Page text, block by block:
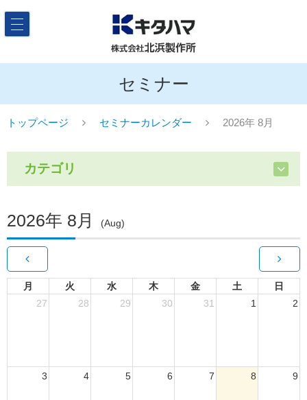
セミナー
トップページ セミナーカレンダー 2026年 8月
カテゴリ
2026年 8月 (Aug)
月 火 水 木 金 土
日
27
28 29 30 31 1 2
3 4 5 6 7 8 9